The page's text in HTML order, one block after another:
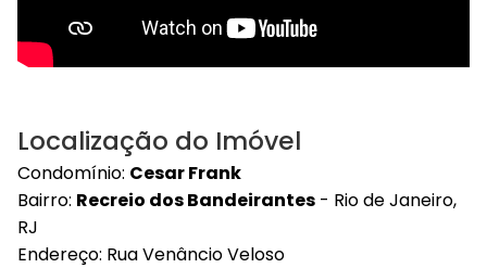
Localização do Imóvel
Condomínio: Cesar Frank
Bairro: Recreio dos Bandeirantes - Rio de Janeiro,
RJ
Endereço: Rua Venâncio Veloso